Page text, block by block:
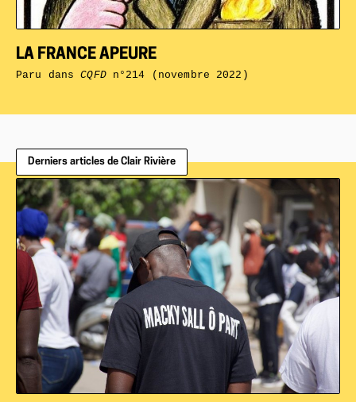
LA FRANCE APEURE
Paru dansCQFDn°214 (novembre 2022)
Derniers articles de Clair Rivière